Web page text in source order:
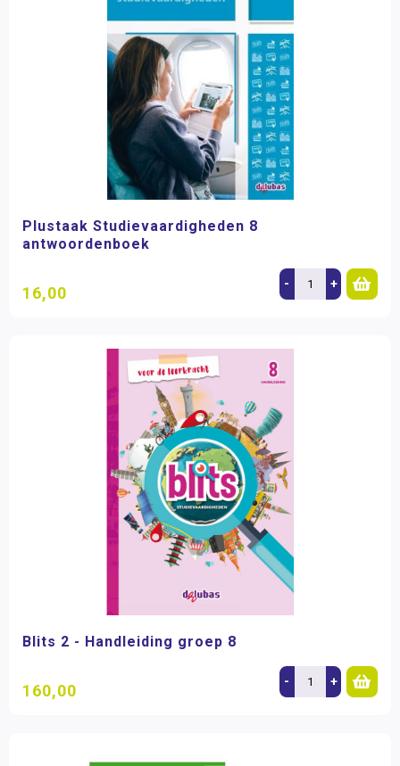
Plustaak Studievaardigheden 8
antwoordenboek
16,00 - +
Blits 2 - Handleiding groep 8
160,00 - +